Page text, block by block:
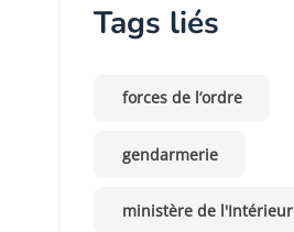
Tags liés
forces de l’ordre
gendarmerie
ministère de l'Intérieur